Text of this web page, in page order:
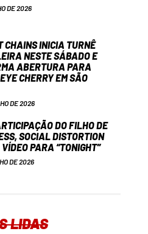
DE 2026
CHAINS INICIA TURNÊ
NESTE SÁBADO E
ABERTURA PARA
CHERRY EM SÃO
DE 2026
DO FILHO DE
SOCIAL DISTORTION
PARA “TONIGHT”
DE 2026
LIDAS